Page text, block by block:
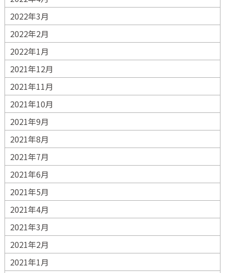
2022年3月
2022年2月
2022年1月
2021年12月
2021年11月
2021年10月
2021年9月
2021年8月
2021年7月
2021年6月
2021年5月
2021年4月
2021年3月
2021年2月
2021年1月